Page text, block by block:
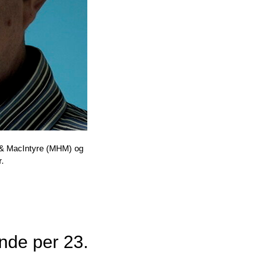
MacIntyre (MHM) og
per 23.